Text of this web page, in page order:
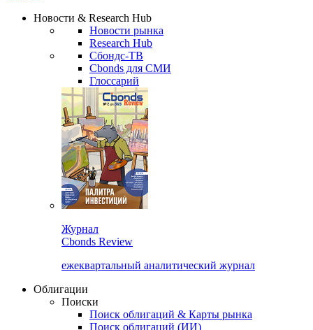
Сбондс Люди
Новости & Research Hub
Новости рынка
Research Hub
Сбондс-ТВ
Cbonds для СМИ
Глоссарий
Cbonds Review
ежеквартальный аналитический журнал